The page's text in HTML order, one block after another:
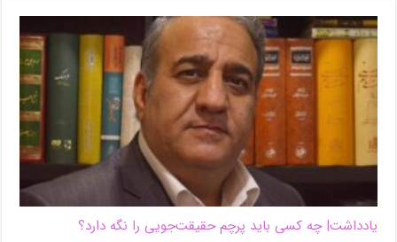
یادداشت| ‌چه کسی باید پرچم حقیقت‌جویی را نگه دارد؟